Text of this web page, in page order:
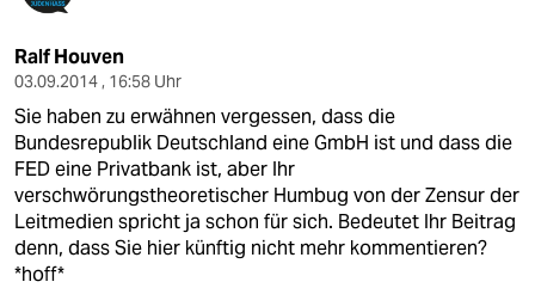
Ralf Houven
03.09.2014 , 16:58 Uhr
Sie haben zu erwähnen vergessen, dass die
Bundesrepublik Deutschland eine GmbH ist und dass die
FED eine Privatbank ist, aber Ihr
verschwörungstheoretischer Humbug von der Zensur der
Leitmedien spricht ja schon für sich. Bedeutet Ihr Beitrag
denn, dass Sie hier künftig nicht mehr kommentieren?
*hoff*